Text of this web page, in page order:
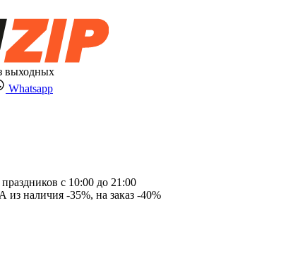
выходных
Whatsapp
с 10:00 до 21:00
из наличия -35%, на заказ -40%